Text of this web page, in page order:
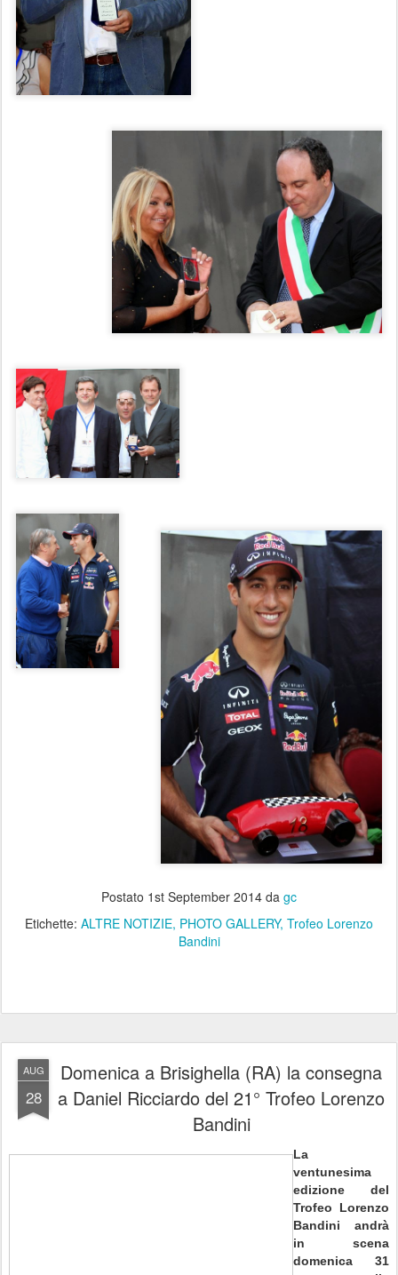
Postato 1st September 2014 da gc
Etichette: ALTRE NOTIZIE PHOTO GALLERY Trofeo Lorenzo
Bandini
AUG
28
Domenica a Brisighella (RA) la consegna
a Daniel Ricciardo del 21° Trofeo Lorenzo
Bandini
La
ventunesima
edizione del
Trofeo Lorenzo
Bandini andrà
in scena
domenica 31